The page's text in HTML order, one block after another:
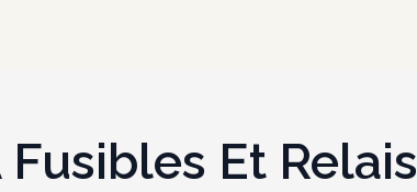
Et Relais